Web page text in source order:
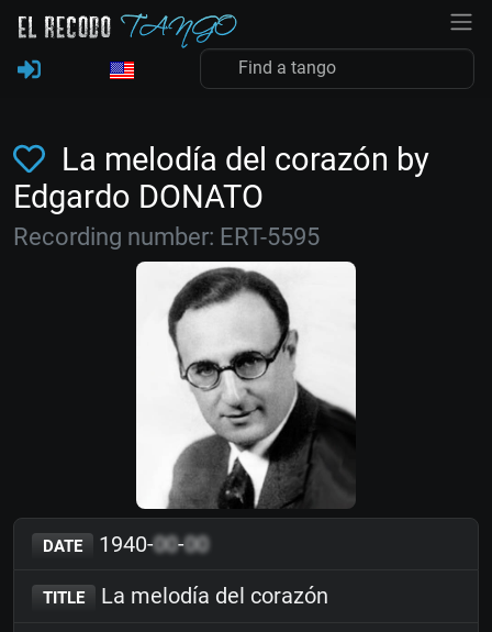
La melodía del corazón by
Edgardo DONATO
Recording number: ERT-5595
DATE 1940-00-00
TITLE La melodía del corazón